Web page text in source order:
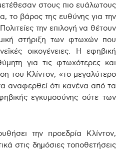
στους πιο ευάλωτους
το βάρος της ευθύνης για την
την επιλογή να θέτουν
στήριξη των φτωχών που
οικογένειες. Η εφηβική
για τις φτωχότερες και
του Κλίντον, «το μεγαλύτερο
αναφερθεί ότι κανένα από τα
εγκυμοσύνης ούτε των
την προεδρία Κλίντον,
στις δημόσιες τοποθετήσεις